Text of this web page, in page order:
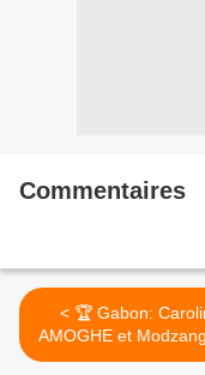
Commentaires
< 🏆 Gabon: Caroline
AMOGHE et Modzang
I lauréats du prix